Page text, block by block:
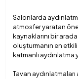
Salonlarda
atmosfer yaratan
kaynaklarını bir
oluşturmanın en
katmanlı aydınlatma
Tavan aydınlatmaları